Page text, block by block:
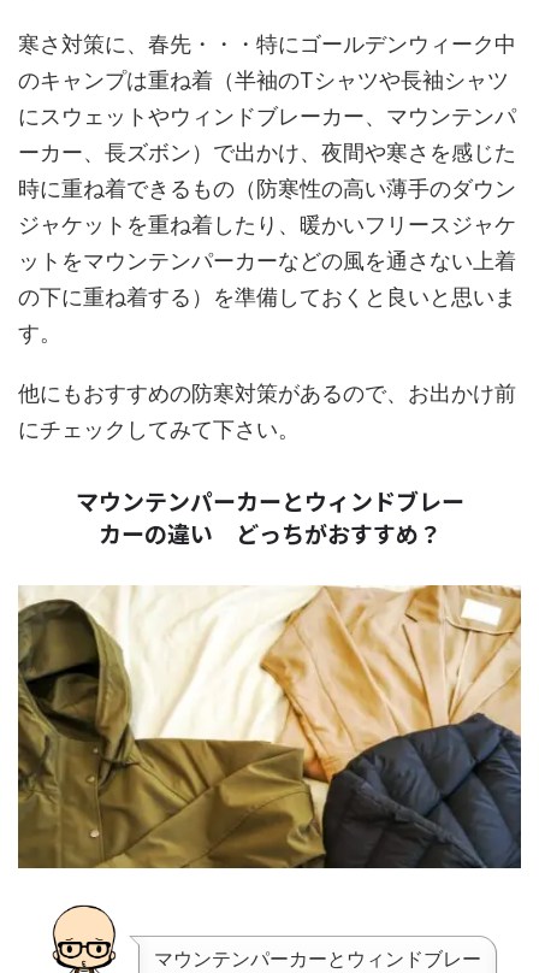
寒さ対策に、春先・・・特にゴールデンウィーク中
のキャンプは重ね着（半袖のTシャツや長袖シャツ
にスウェットやウィンドブレーカー、マウンテンパ
ーカー、長ズボン）で出かけ、夜間や寒さを感じた
時に重ね着できるもの（防寒性の高い薄手のダウン
ジャケットを重ね着したり、暖かいフリースジャケ
ットをマウンテンパーカーなどの風を通さない上着
の下に重ね着する）を準備しておくと良いと思いま
す。
他にもおすすめの防寒対策があるので、お出かけ前
にチェックしてみて下さい。
マウンテンパーカーとウィンドブレー
カーの違い どっちがおすすめ？
マウンテンパーカーとウィンドブレー